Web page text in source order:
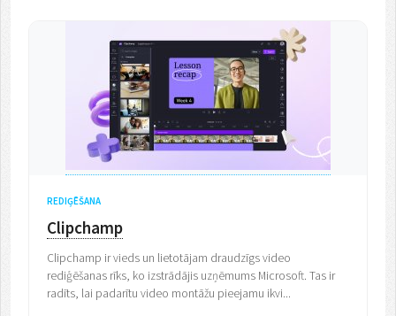
REDIĢĒŠANA
Clipchamp
Clipchamp ir vieds un lietotājam draudzīgs video
rediģēšanas rīks, ko izstrādājis uzņēmums Microsoft. Tas ir
radīts, lai padarītu video montāžu pieejamu ikvi...